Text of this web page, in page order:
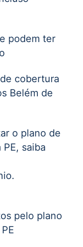
podem ter
cobertura
Belém de
o plano de
saiba
pelo plano